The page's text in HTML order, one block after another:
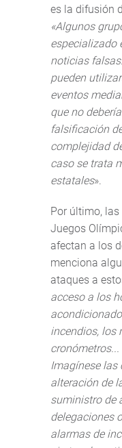
es la difusión
«Algunos
especializado
noticias falsas.
pueden
eventos
que no
falsificación
complejidad
caso se trata
estatales».
Por último,
Juegos
afectan a los
menciona
ataques a
acceso a los
incendios, los
Imagínese las
alteración de
suministro de
delegaciones
alarmas de